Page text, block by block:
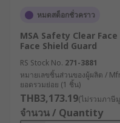
แบบ หลายราคา ซึ่งหน้า
เพื่อตอบโจทย์ลักษณะงา
โดยทั่วไป ได้แก่
เฟซชีลด์แบบสายคา
Shield) หน้ากากรุ่น
กับทุกขนาดศีรษะโ
สามารถปรับสายให้พ
หมดสต็อกชั่วคราว
MSA Safety Clear
Face Shield Guard
RS Stock No. 271-3881
หมายเลขชิ้นส่วนของผู้ผลิต /
ยอดรวมย่อย (1 ชิ้น)
THB3,173.19(ไม่รวมภาษี
จำนวน / Quantity